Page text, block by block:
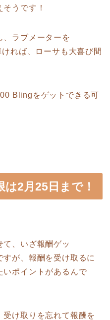
うです！
、ラブメーターを
れば、ローサも大喜び間
Blingをゲットできる可
2月25日まで！
て、いざ報酬ゲッ
が、報酬を受け取るに
いポイントがあるんで
け取りを忘れて報酬を